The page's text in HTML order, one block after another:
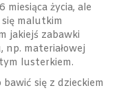
miesiąca życia, ale
malutkim
jakiejś zabawki
materiałowej
lusterkiem.
się z dzieckiem